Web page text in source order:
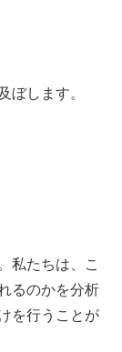
します。
私たちは、こ
るのかを分析
を行うことが